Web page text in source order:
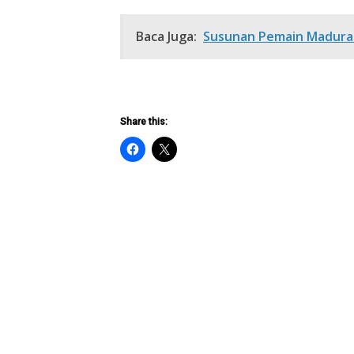
Baca Juga: Susunan Pemain
Share this: